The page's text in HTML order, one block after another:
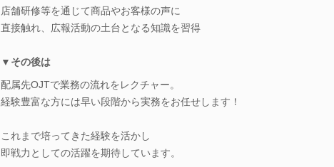
店舗研修等を通じて商品やお客様の声に
直接触れ、広報活動の土台となる知識を習得
▼その後は
配属先OJTで業務の流れをレクチャー。
経験豊富な方には早い段階から実務をお任せします！
これまで培ってきた経験を活かし
即戦力としての活躍を期待しています。